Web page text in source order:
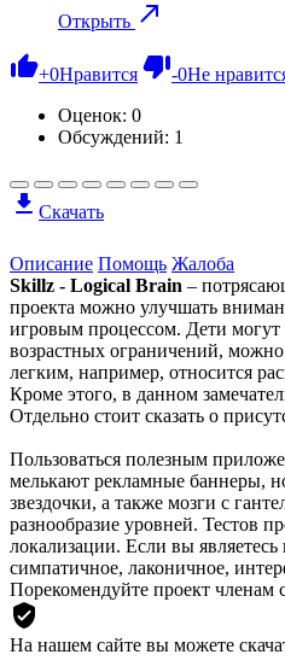
Открыть
+0Нравится -0Не
Оценок: 0
Обсуждений: 1
Скачать
Описание Помощь Жалоба
Skillz - Logical Brain –
проекта можно улучшать
игровым процессом. Дети могут
возрастных ограничений,
легким, например, относится
Кроме этого, в данном
Отдельно стоит сказать о
Пользоваться полезным
мелькают рекламные баннеры,
звездочки, а также мозги с
разнообразие уровней. Тестов
локализации. Если вы
симпатичное, лаконичное,
Порекомендуйте проект членам
На нашем сайте вы можете